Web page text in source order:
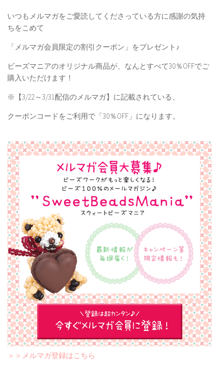
いつもメルマガをご愛読してくださっている方に感謝の気持
ちをこめて
「メルマガ会員限定の割引クーポン」 をプレゼント♪
ビーズマニアのオリジナル商品が、なんとすべて30％OFFでご
購入いただけます！
※【3/22～3/31配信のメルマガ】に記載されている、
クーポンコードをご利用で「30％OFF」になります。
＞＞メルマガ登録はこちら